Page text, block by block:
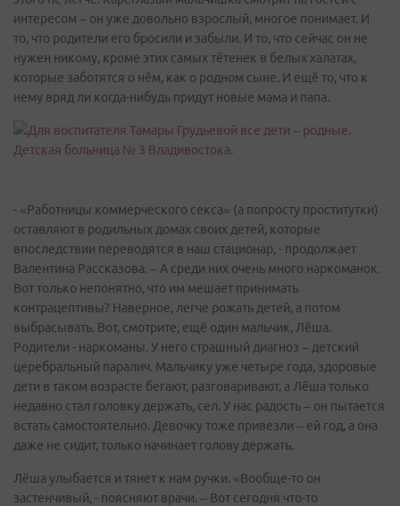
интересом – он уже довольно взрослый, многое понимает. И
то, что родители его бросили и забыли. И то, что сейчас он не
нужен никому, кроме этих самых тётенек в белых халатах,
которые заботятся о нём, как о родном сыне. И ещё то, что к
нему вряд ли когда-нибудь придут новые мама и папа.
- «Работницы коммерческого секса» (а попросту проститутки)
оставляют в родильных домах своих детей, которые
впоследствии переводятся в наш стационар, - продолжает
Валентина Рассказова. – А среди них очень много наркоманок.
Вот только непонятно, что им мешает принимать
контрацептивы? Наверное, легче рожать детей, а потом
выбрасывать. Вот, смотрите, ещё один мальчик, Лёша.
Родители - наркоманы. У него страшный диагноз – детский
церебральный паралич. Мальчику уже четыре года, здоровые
дети в таком возрасте бегают, разговаривают, а Лёша только
недавно стал головку держать, сел. У нас радость – он пытается
встать самостоятельно. Девочку тоже привезли – ей год, а она
даже не сидит, только начинает голову держать.
Лёша улыбается и тянет к нам ручки. «Вообще-то он
застенчивый, - поясняют врачи. – Вот сегодня что-то